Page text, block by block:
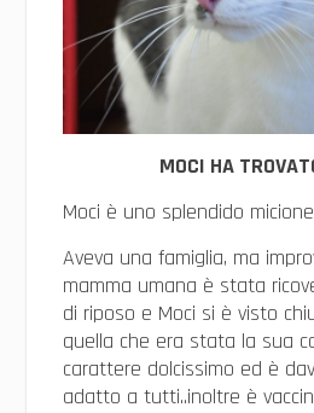
MOCI HA
Moci è uno splendido
Aveva una famiglia, ma
mamma umana è stata
di riposo e Moci si è visto
quella che era stata la sua
carattere dolcissimo ed è
adatto a tutti..inoltre è